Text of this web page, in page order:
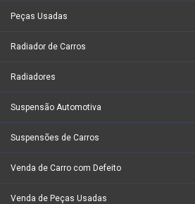
Peças Usadas
Radiador de Carros
Radiadores
Suspensão Automotiva
Suspensões de Carros
Venda de Carro com Defeito
Venda de Peças Usadas